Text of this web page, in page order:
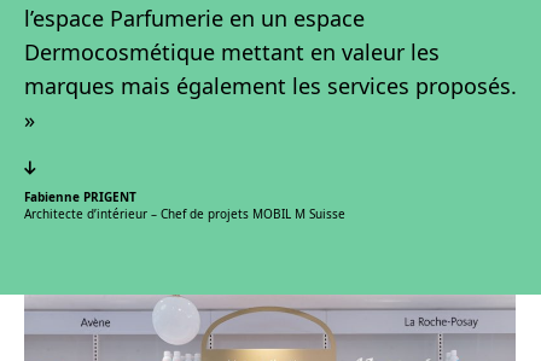
l’espace Parfumerie en un espace
Dermocosmétique mettant en valeur les
marques mais également les services proposés.
»
Fabienne PRIGENT
Architecte d’intérieur – Chef de projets MOBIL M Suisse